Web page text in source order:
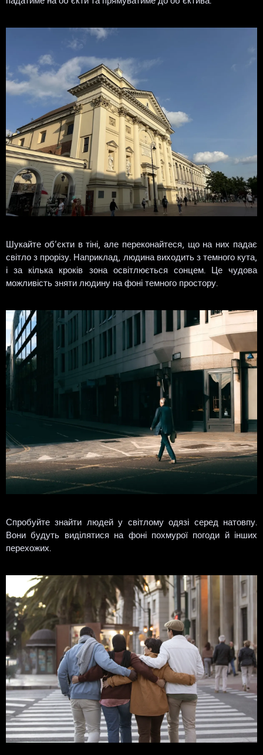
Шукайте об’єкти в тіні, але переконайтеся, що на них падає
світло з прорізу. Наприклад, людина виходить з темного кута,
і за кілька кроків зона освітлюється сонцем. Це чудова
можливість зняти людину на фоні темного простору.
Спробуйте знайти людей у світлому одязі серед натовпу.
Вони будуть виділятися на фоні похмурої погоди й інших
перехожих.